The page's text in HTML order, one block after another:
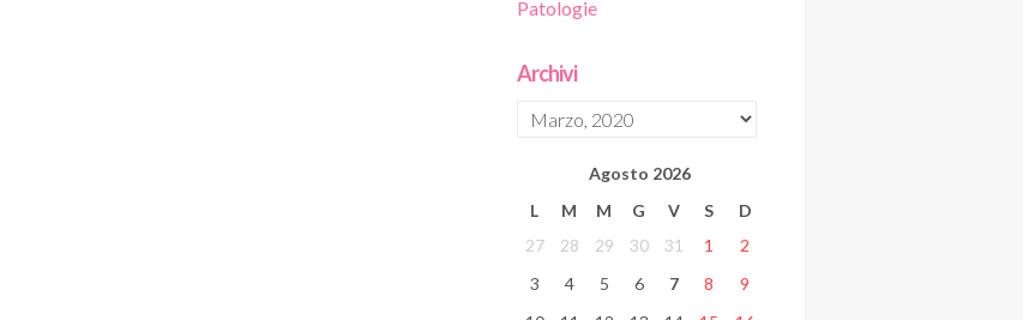
Patologie
Archivi
Agosto 2026
L
M M G V S
D
27
28 29 30 31 1
2
3
4 5 6 7 8
9